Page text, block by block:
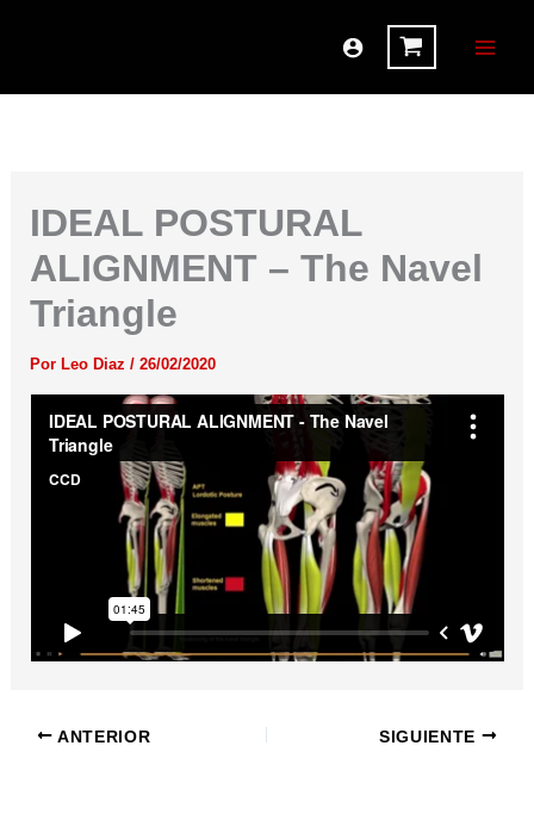
IDEAL POSTURAL
ALIGNMENT – The Navel
Triangle
Por Leo Diaz / 26/02/2020
ANTERIOR SIGUIENTE